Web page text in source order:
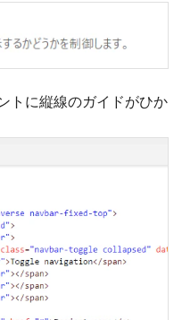
トに縦線のガイドがひか